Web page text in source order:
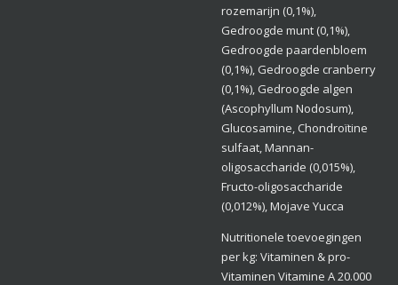
rozemarijn (0,1%),
Gedroogde munt (0,1%),
Gedroogde paardenbloem
(0,1%), Gedroogde cranberry
(0,1%), Gedroogde algen
(Ascophyllum Nodosum),
Glucosamine, Chondroïtine
sulfaat, Mannan-
oligosaccharide (0,015%),
Fructo-oligosaccharide
(0,012%), Mojave Yucca
Nutritionele toevoegingen
per kg: Vitaminen & pro-
Vitaminen Vitamine A 20.000